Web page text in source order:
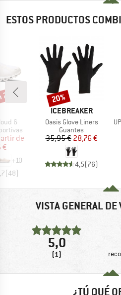
ESTOS PRODUCTOS
6
reducido
de
€
+10
(48)
MARCA
ICEBREAKER
Artículo
Oasis Glove Liners
Product group
Guantes
Precio
35,95 €Precio reducido
28,76 €
4,5(76)
Descuento
20%
VISTA GENERAL
5,0
(1)
¿TÚ QUÉ